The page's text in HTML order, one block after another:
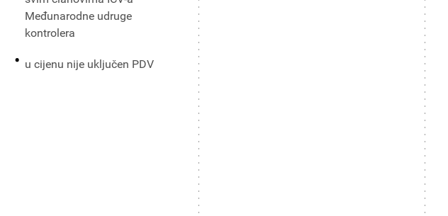
Međunarodne udruge
kontrolera
u cijenu nije uključen PDV